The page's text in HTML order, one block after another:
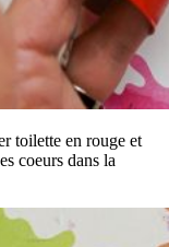
toilette en rouge et
coeurs dans la